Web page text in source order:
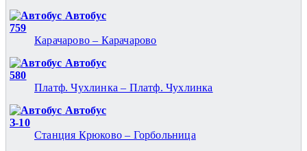
Автобус
759
Карачарово – Карачарово
Автобус
580
Платф. Чухлинка – Платф. Чухлинка
Автобус
З-10
Станция Крюково – Горбольница